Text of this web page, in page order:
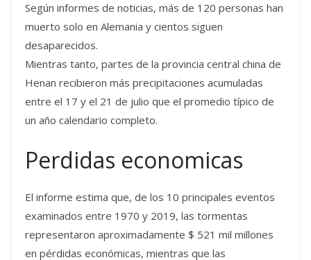
Según informes de noticias, más de 120 personas han
muerto solo en Alemania y cientos siguen
desaparecidos.
Mientras tanto, partes de la provincia central china de
Henan recibieron más precipitaciones acumuladas
entre el 17 y el 21 de julio que el promedio típico de
un año calendario completo.
Perdidas economicas
El informe estima que, de los 10 principales eventos
examinados entre 1970 y 2019, las tormentas
representaron aproximadamente $ 521 mil millones
en pérdidas económicas, mientras que las